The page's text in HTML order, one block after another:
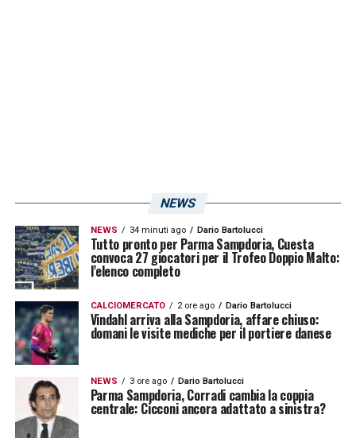
europeo o sudamericani. Gli unici italiani in
campo, fra i titolari della scorsa stagione,
sono stati i portieri Viviano e Puggioni,
Regini, Sala e Quagliarella. Quest’anno però,
le cose sembrerebbero cambiare
decisamente.
Fra il rientro dei prestiti e l’acquisto di nuovi
giocatori, la Sampdoria ha infatti inserito
rosa ben più italianiin questa stagione. Dal
NEWS
NEWS 34 minuti ago Dario Bartolucci
Tutto pronto per Parma Sampdoria, Cuesta
convoca 27 giocatori per il Trofeo Doppio Malto:
l’elenco completo
CALCIOMERCATO 2 ore ago Dario Bartolucci
Vindahl arriva alla Sampdoria, affare chiuso:
domani le visite mediche per il portiere danese
NEWS 3 ore ago Dario Bartolucci
Parma Sampdoria, Corradi cambia la coppia
centrale: Cicconi ancora adattato a sinistra?